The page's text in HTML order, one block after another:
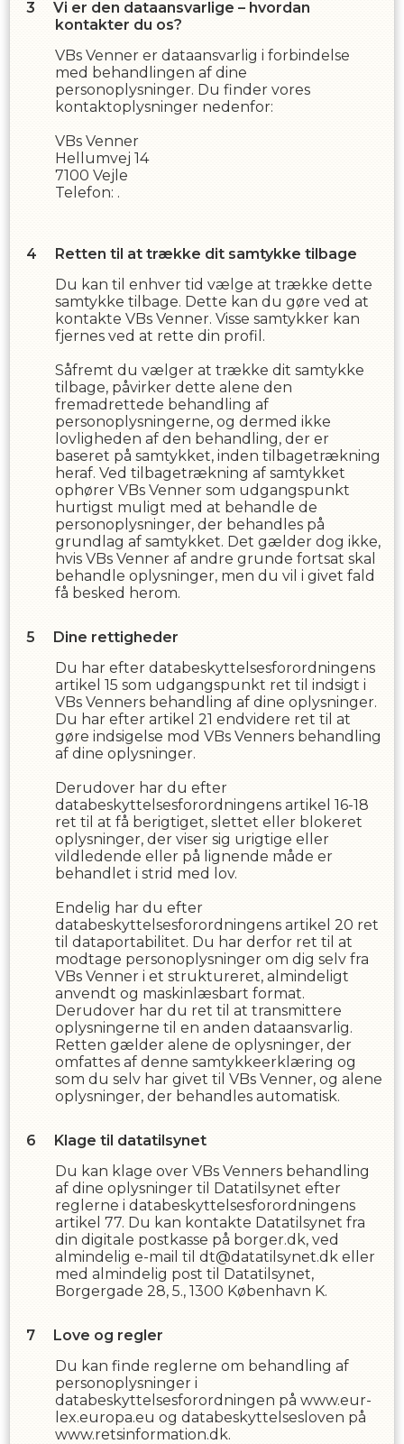
Vi er den dataansvarlige – hvordan
kontakter du os?
VBs Venner er dataansvarlig i forbindelse
med behandlingen af dine
personoplysninger. Du finder vores
kontaktoplysninger nedenfor:
VBs Venner
Hellumvej 14
7100 Vejle
Telefon: .
Retten til at trække dit samtykke tilbage
Du kan til enhver tid vælge at trække dette
samtykke tilbage. Dette kan du gøre ved at
kontakte VBs Venner. Visse samtykker kan
fjernes ved at rette din profil.
Såfremt du vælger at trække dit samtykke
tilbage, påvirker dette alene den
fremadrettede behandling af
personoplysningerne, og dermed ikke
lovligheden af den behandling, der er
baseret på samtykket, inden tilbagetrækning
heraf. Ved tilbagetrækning af samtykket
ophører VBs Venner som udgangspunkt
hurtigst muligt med at behandle de
personoplysninger, der behandles på
grundlag af samtykket. Det gælder dog ikke,
hvis VBs Venner af andre grunde fortsat skal
behandle oplysninger, men du vil i givet fald
få besked herom.
Dine rettigheder
Du har efter databeskyttelsesforordningens
artikel 15 som udgangspunkt ret til indsigt i
VBs Venners behandling af dine oplysninger.
Du har efter artikel 21 endvidere ret til at
gøre indsigelse mod VBs Venners behandling
af dine oplysninger.
Derudover har du efter
databeskyttelsesforordningens artikel 16-18
ret til at få berigtiget, slettet eller blokeret
oplysninger, der viser sig urigtige eller
vildledende eller på lignende måde er
behandlet i strid med lov.
Endelig har du efter
databeskyttelsesforordningens artikel 20 ret
til dataportabilitet. Du har derfor ret til at
modtage personoplysninger om dig selv fra
VBs Venner i et struktureret, almindeligt
anvendt og maskinlæsbart format.
Derudover har du ret til at transmittere
oplysningerne til en anden dataansvarlig.
Retten gælder alene de oplysninger, der
omfattes af denne samtykkeerklæring og
som du selv har givet til VBs Venner, og alene
oplysninger, der behandles automatisk.
Klage til datatilsynet
Du kan klage over VBs Venners behandling
af dine oplysninger til Datatilsynet efter
reglerne i databeskyttelsesforordningens
artikel 77. Du kan kontakte Datatilsynet fra
din digitale postkasse på borger.dk, ved
almindelig e-mail til dt@datatilsynet.dk eller
med almindelig post til Datatilsynet,
Borgergade 28, 5., 1300 København K.
Love og regler
Du kan finde reglerne om behandling af
personoplysninger i
databeskyttelsesforordningen på www.eur-
lex.europa.eu og databeskyttelsesloven på
www.retsinformation.dk.